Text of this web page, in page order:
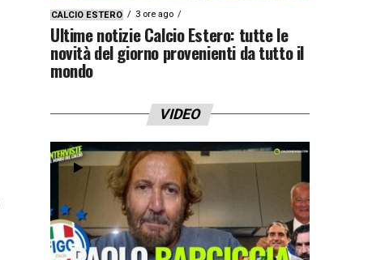
CALCIO ESTERO 3 ore ago
Ultime notizie Calcio Estero: tutte le
novità del giorno provenienti da tutto il
mondo
VIDEO